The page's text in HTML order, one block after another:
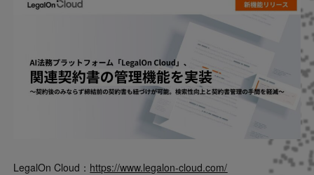
LegalOn Cloud： https://www.legalon-cloud.com/